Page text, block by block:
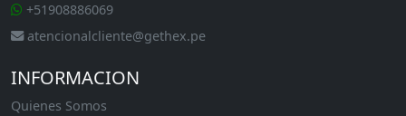
+51908886069
atencionalcliente@gethex.pe
INFORMACION
Quienes Somos